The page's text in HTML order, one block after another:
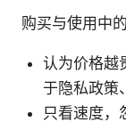
购买与使用中
认为价格越
于隐私政策
只看速度，